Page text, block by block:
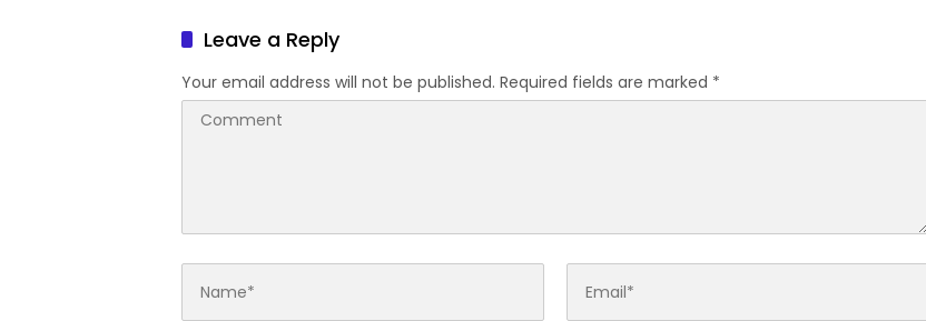
Leave a Reply
Your email address will not be published. Required fields are marked *